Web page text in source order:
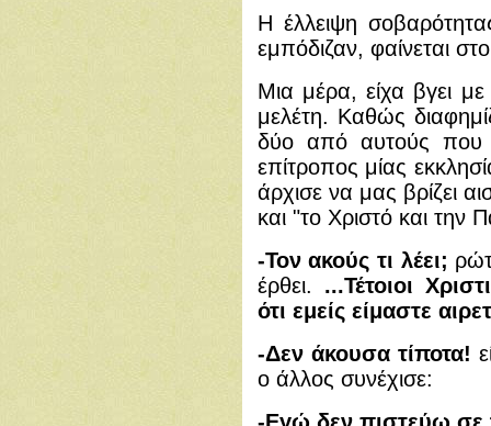
Η έλλειψη
εμπόδιζαν, φαίνεται
Μια μέρα, είχα βγει
μελέτη. Καθώς
δύο από αυτούς που
επίτροπος μίας
άρχισε να μας βρίζει
και "το Χριστό και την
-Τον ακούς τι λέει;
έρθει. ...Τέτοιοι
ότι εμείς είμαστε
-Δεν άκουσα τίποτα!
ο άλλος συνέχισε: